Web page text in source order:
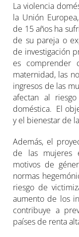
La violencia
la Unión
de 15 años ha
de su pareja o
de investigación
es comprender
maternidad, las
ingresos de las
afectan al
doméstica. El
y el bienestar de
Además, el
de las mujeres
motivos de
normas
riesgo de
aumento de los
contribuye a
países de renta